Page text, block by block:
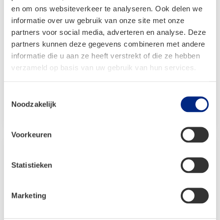
en om ons websiteverkeer te analyseren. Ook delen we
informatie over uw gebruik van onze site met onze
partners voor social media, adverteren en analyse. Deze
partners kunnen deze gegevens combineren met andere
informatie die u aan ze heeft verstrekt of die ze hebben
verzameld op basis van uw gebruik van hun services.
Noodzakelijk
Voorkeuren
Statistieken
Marketing
Dorema uitbouw De Luxe voor
Garda 240
€770,00
was: